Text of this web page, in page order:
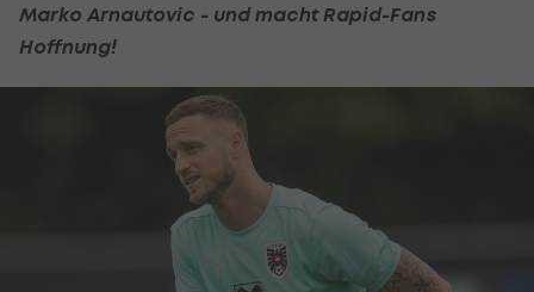
Marko Arnautovic - und macht Rapid-Fans
Hoffnung!